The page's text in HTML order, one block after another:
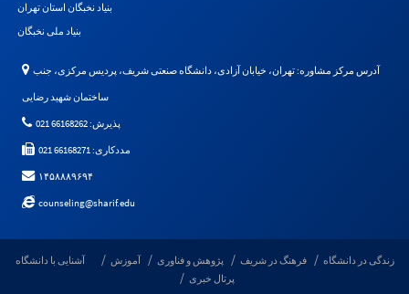
بنیاد نخبگان استان تهران
بنیاد ملی نخبگان
ساختمان شهید رضایی
پذیرش: 66168262 021
مددکاری: 66168271 021
۱۴۵۸۸۸۹۶۹۴
counseling@sharif.edu
آشنایی با دانشگاه آموزش پژوهش و فناوری فرهنگ در شریف
زندگی در دانشگاه
پرتال خبری